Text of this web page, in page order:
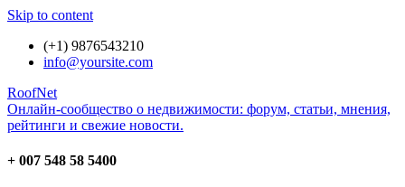
Skip to content
(+1) 9876543210
info@yoursite.com
RoofNet
Онлайн-сообщество о недвижимости: форум, статьи, мнения,
рейтинги и свежие новости.
+ 007 548 58 5400